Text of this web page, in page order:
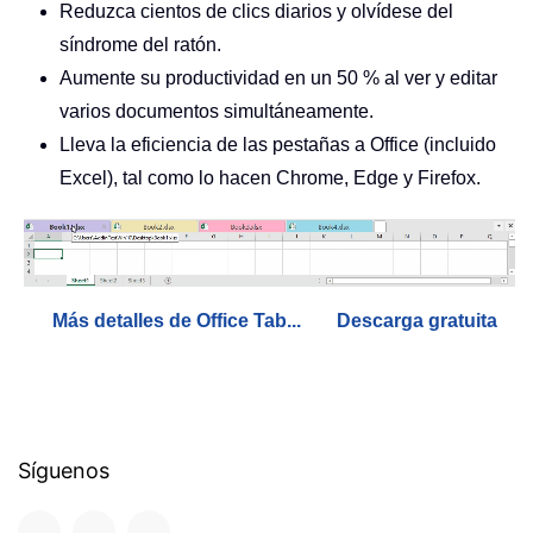
Reduzca cientos de clics diarios y olvídese del
síndrome del ratón.
Aumente su productividad en un 50 % al ver y editar
varios documentos simultáneamente.
Lleva la eficiencia de las pestañas a Office (incluido
Excel), tal como lo hacen Chrome, Edge y Firefox.
Más detalles de Office Tab... Descarga gratuita
Síguenos